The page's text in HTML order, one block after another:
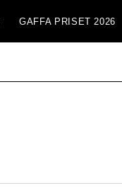
GAFFA PRISET 2026